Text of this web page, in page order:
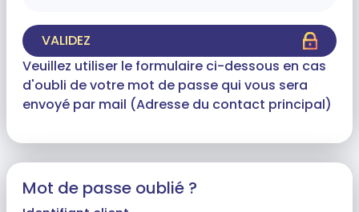
VALIDEZ
Veuillez utiliser le formulaire ci-dessous en cas
d'oubli de votre mot de passe qui vous sera
envoyé par mail (Adresse du contact principal)
Mot de passe oublié ?